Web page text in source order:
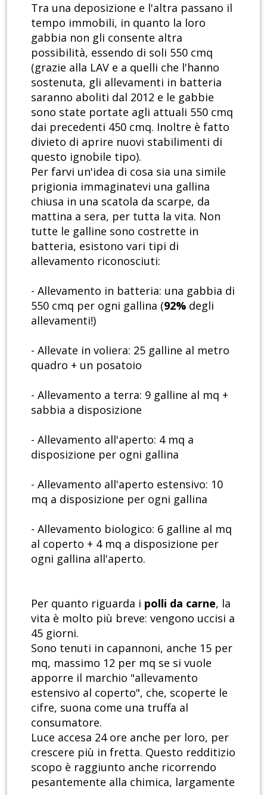
Tra una deposizione e l'altra passano il
tempo immobili, in quanto la loro
gabbia non gli consente altra
possibilità, essendo di soli 550 cmq
(grazie alla LAV e a quelli che l'hanno
sostenuta, gli allevamenti in batteria
saranno aboliti dal 2012 e le gabbie
sono state portate agli attuali 550 cmq
dai precedenti 450 cmq. Inoltre è fatto
divieto di aprire nuovi stabilimenti di
questo ignobile tipo).
Per farvi un'idea di cosa sia una simile
prigionia immaginatevi una gallina
chiusa in una scatola da scarpe, da
mattina a sera, per tutta la vita. Non
tutte le galline sono costrette in
batteria, esistono vari tipi di
allevamento riconosciuti:
- Allevamento in batteria: una gabbia di
550 cmq per ogni gallina (92% degli
allevamenti!)
- Allevate in voliera: 25 galline al metro
quadro + un posatoio
- Allevamento a terra: 9 galline al mq +
sabbia a disposizione
- Allevamento all'aperto: 4 mq a
disposizione per ogni gallina
- Allevamento all'aperto estensivo: 10
mq a disposizione per ogni gallina
- Allevamento biologico: 6 galline al mq
al coperto + 4 mq a disposizione per
ogni gallina all'aperto.
Per quanto riguarda i polli da carne, la
vita è molto più breve: vengono uccisi a
45 giorni.
Sono tenuti in capannoni, anche 15 per
mq, massimo 12 per mq se si vuole
apporre il marchio "allevamento
estensivo al coperto", che, scoperte le
cifre, suona come una truffa al
consumatore.
Luce accesa 24 ore anche per loro, per
crescere più in fretta. Questo redditizio
scopo è raggiunto anche ricorrendo
pesantemente alla chimica, largamente